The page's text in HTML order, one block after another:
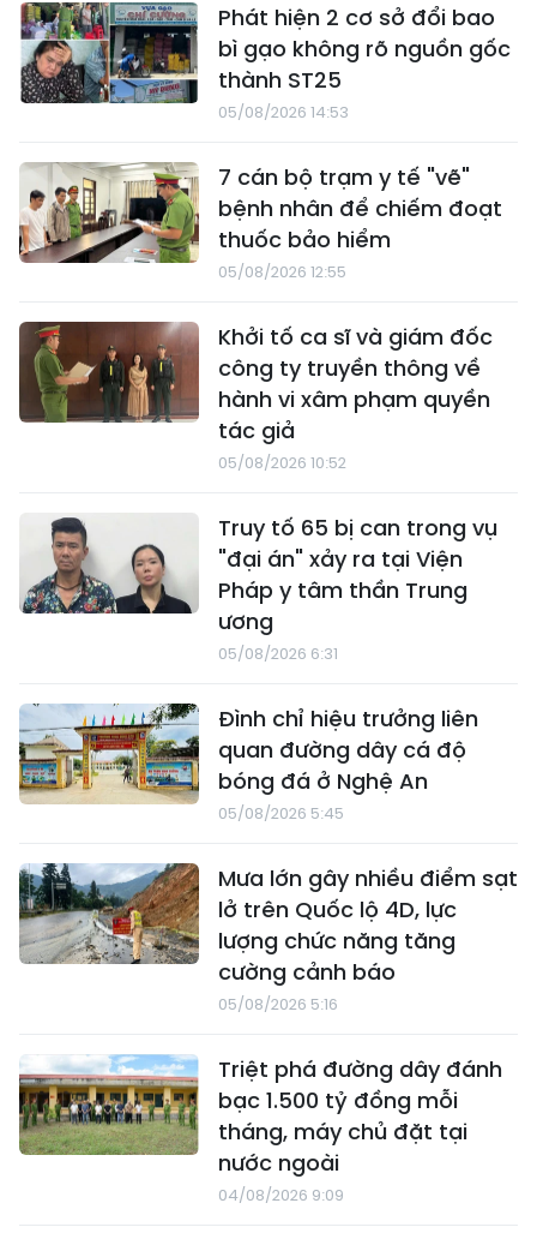
Phát hiện 2 cơ sở đổi bao
bì gạo không rõ nguồn gốc
thành ST25
05/08/2026 14:53
7 cán bộ trạm y tế "vẽ"
bệnh nhân để chiếm đoạt
thuốc bảo hiểm
05/08/2026 12:55
Khởi tố ca sĩ và giám đốc
công ty truyền thông về
hành vi xâm phạm quyền
tác giả
05/08/2026 10:52
Truy tố 65 bị can trong vụ
"đại án" xảy ra tại Viện
Pháp y tâm thần Trung
ương
05/08/2026 6:31
Đình chỉ hiệu trưởng liên
quan đường dây cá độ
bóng đá ở Nghệ An
05/08/2026 5:45
Mưa lớn gây nhiều điểm sạt
lở trên Quốc lộ 4D, lực
lượng chức năng tăng
cường cảnh báo
05/08/2026 5:16
Triệt phá đường dây đánh
bạc 1.500 tỷ đồng mỗi
tháng, máy chủ đặt tại
nước ngoài
04/08/2026 9:09